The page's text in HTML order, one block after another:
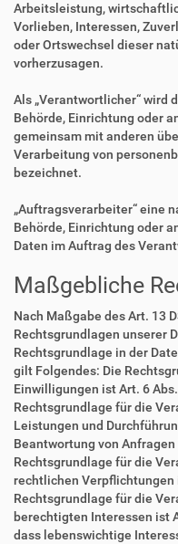
Arbeitsleistung,
Vorlieben, Interessen,
oder Ortswechsel dieser
vorherzusagen.
Als „Verantwortlicher“ wird
Behörde, Einrichtung oder
gemeinsam mit anderen
Verarbeitung von
bezeichnet.
„Auftragsverarbeiter“ eine
Behörde, Einrichtung oder
Daten im Auftrag des
Maßgebliche
Nach Maßgabe des Art. 13
Rechtsgrundlagen unserer
Rechtsgrundlage in der
gilt Folgendes: Die
Einwilligungen ist Art. 6
Rechtsgrundlage für die
Leistungen und
Beantwortung von Anfragen
Rechtsgrundlage für die
rechtlichen Verpflichtungen
Rechtsgrundlage für die
berechtigten Interessen ist
dass lebenswichtige